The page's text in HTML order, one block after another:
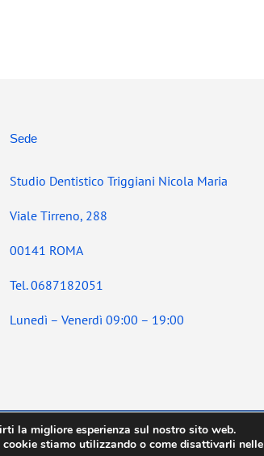
Sede
Studio Dentistico Triggiani Nicola Maria
Viale Tirreno, 288
00141 ROMA
Tel. 0687182051
Lunedì – Venerdì 09:00 – 19:00
la migliore esperienza sul nostro sito web.
stiamo utilizzando o come disattivarli nelle